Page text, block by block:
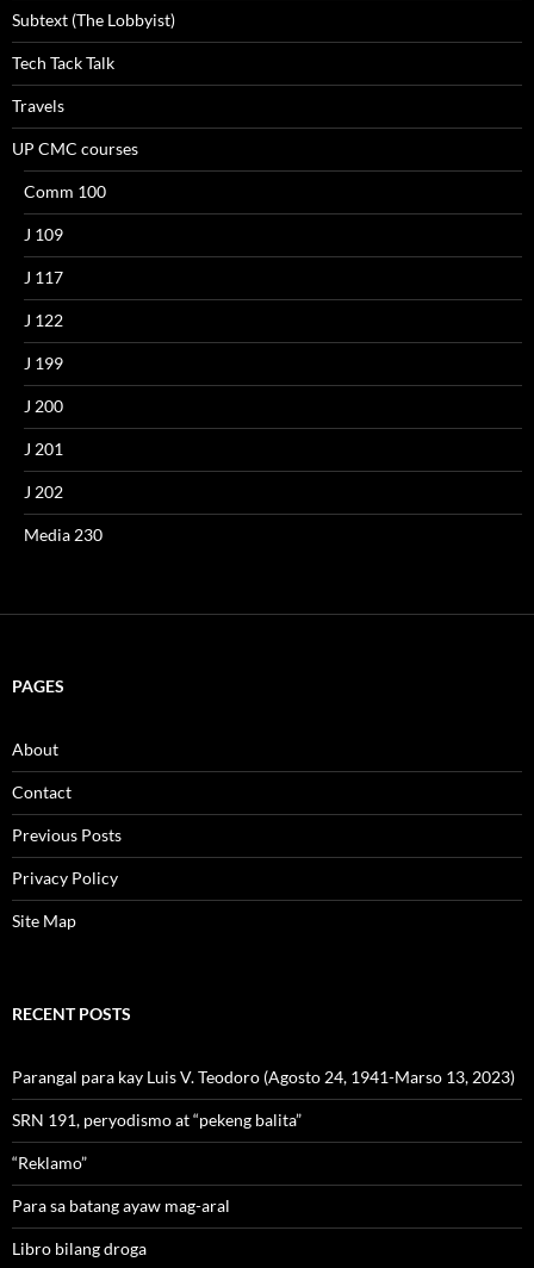
Subtext (The Lobbyist)
Tech Tack Talk
Travels
UP CMC courses
Comm 100
J 109
J 117
J 122
J 199
J 200
J 201
J 202
Media 230
PAGES
About
Contact
Previous Posts
Privacy Policy
Site Map
RECENT POSTS
Parangal para kay Luis V. Teodoro (Agosto 24, 1941-Marso 13, 2023)
SRN 191, peryodismo at “pekeng balita”
“Reklamo”
Para sa batang ayaw mag-aral
Libro bilang droga